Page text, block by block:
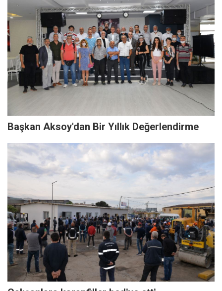
Başkan Aksoy'dan Bir Yıllık Değerlendirme